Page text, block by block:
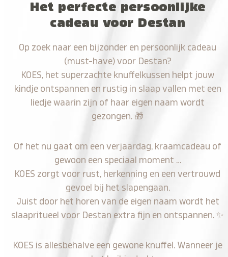
Het perfecte persoonlijke
cadeau voor Destan
Op zoek naar een bijzonder en persoonlijk cadeau
(must-have) voor Destan?
KOES, het superzachte knuffelkussen helpt jouw
kindje ontspannen en rustig in slaap vallen met een
liedje waarin zijn of haar eigen naam wordt
gezongen. 🎁
Of het nu gaat om een verjaardag, kraamcadeau of
gewoon een speciaal moment …
KOES zorgt voor rust, herkenning en een vertrouwd
gevoel bij het slapengaan.
Juist door het horen van de eigen naam wordt het
slaapritueel voor Destan extra fijn en ontspannen. ✨
KOES is allesbehalve een gewone knuffel. Wanneer je